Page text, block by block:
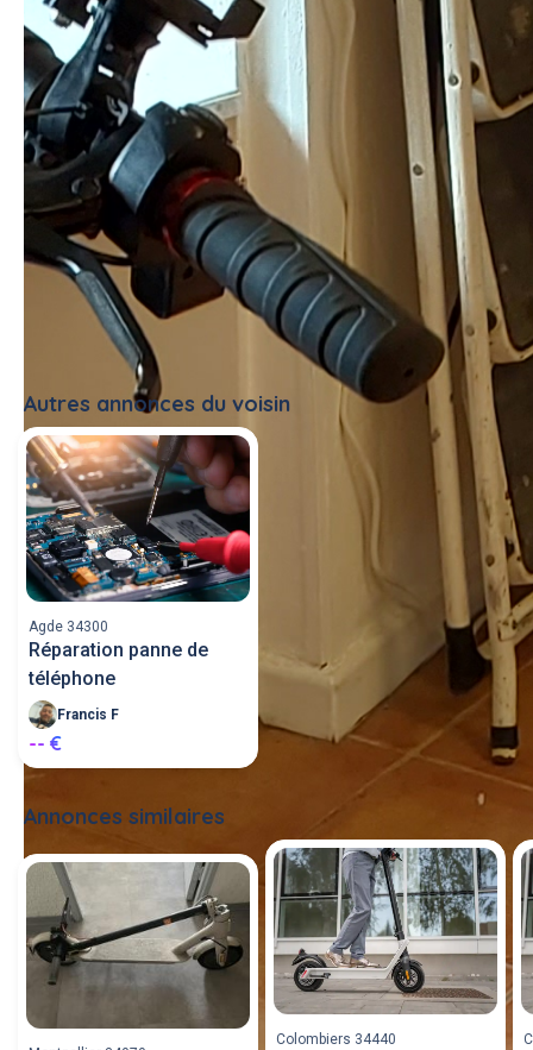
Autres annonces du voisin Tout voir
Agde 34300
Réparation panne de
téléphone
Francis F
-- €
Annonces similaires
Colombiers 34440